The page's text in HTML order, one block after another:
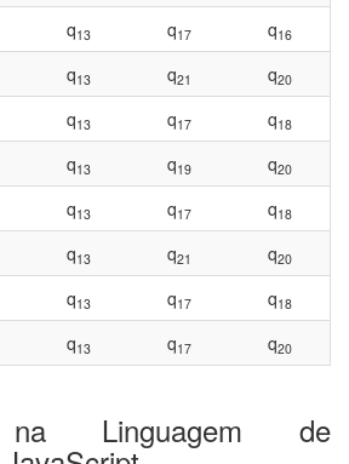
q13 q17 q16
q13 q21 q20
q13 q17 q18
q13 q19 q20
q13 q17 q18
q13 q21 q20
q13 q17 q18
q13 q17 q20
na Linguagem de